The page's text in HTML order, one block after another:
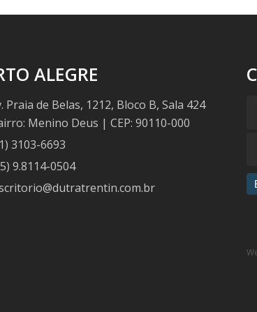
ALEGRE
Praia de Belas, 1212, Bloco B, Sala 424
Menino Deus | CEP: 90110-000
3103-6693
9.8114-0504